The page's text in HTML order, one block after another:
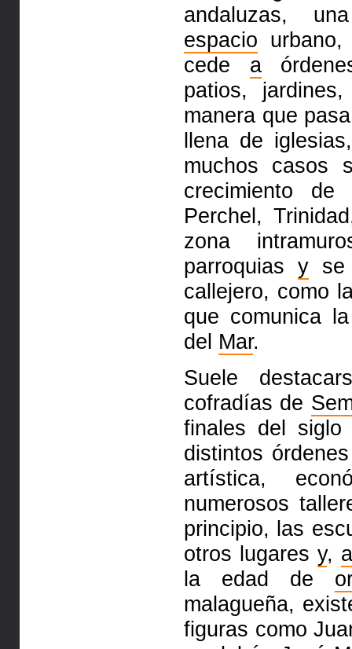
andaluzas,
espacio
cede a
patios,
manera que
llena de
muchos casos
crecimiento
Perchel,
zona
parroquias yse
callejero, como
que comunica
del Mar.
Suele
cofradías de
finales del
distintos
artística,
numerosos
principio, las
otros lugaresy,
la edad de
malagueña,
figuras como